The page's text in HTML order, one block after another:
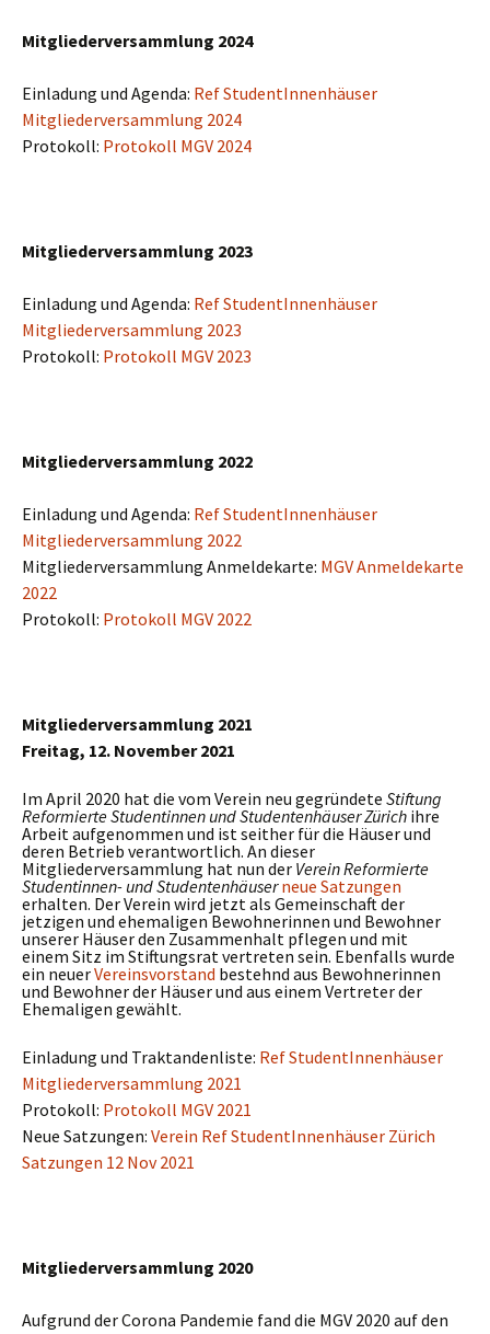
Mitgliederversammlung 2024
Einladung und Agenda: Ref StudentInnenhäuser
Mitgliederversammlung 2024
Protokoll: Protokoll MGV 2024
Mitgliederversammlung 2023
Einladung und Agenda: Ref StudentInnenhäuser
Mitgliederversammlung 2023
Protokoll: Protokoll MGV 2023
Mitgliederversammlung 2022
Einladung und Agenda: Ref StudentInnenhäuser
Mitgliederversammlung 2022
Mitgliederversammlung Anmeldekarte: MGV Anmeldekarte
2022
Protokoll: Protokoll MGV 2022
Mitgliederversammlung 2021
Freitag, 12. November 2021
Im April 2020 hat die vom Verein neu gegründete Stiftung
Reformierte Studentinnen und Studentenhäuser Zürich ihre
Arbeit aufgenommen und ist seither für die Häuser und
deren Betrieb verantwortlich. An dieser
Mitgliederversammlung hat nun der Verein Reformierte
Studentinnen- und Studentenhäuser neue Satzungen
erhalten. Der Verein wird jetzt als Gemeinschaft der
jetzigen und ehemaligen Bewohnerinnen und Bewohner
unserer Häuser den Zusammenhalt pflegen und mit
einem Sitz im Stiftungsrat vertreten sein. Ebenfalls wurde
ein neuerVereinsvorstand bestehnd aus Bewohnerinnen
und Bewohner der Häuser und aus einem Vertreter der
Ehemaligen gewählt.
Einladung und Traktandenliste: Ref StudentInnenhäuser
Mitgliederversammlung 2021
Protokoll: Protokoll MGV 2021
Neue Satzungen: Verein Ref StudentInnenhäuser Zürich
Satzungen 12 Nov 2021
Mitgliederversammlung 2020
Aufgrund der Corona Pandemie fand die MGV 2020 auf den